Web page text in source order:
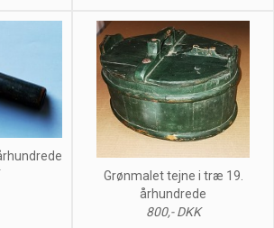
Grønmalet tejne i træ 19.
århundrede
800,- DKK